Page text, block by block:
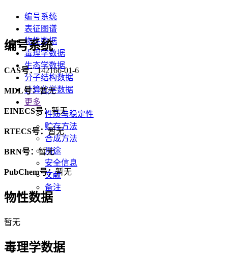
编号系统
表征图谱
物性数据
毒理学数据
生态学数据
分子结构数据
计算化学数据
更多
性质与稳定性
贮存方法
合成方法
用途
安全信息
文献
备注
编号系统
CAS号：142166-01-6
MDL号：暂无
EINECS号：暂无
RTECS号：暂无
BRN号：暂无
PubChem号：暂无
物性数据
暂无
毒理学数据